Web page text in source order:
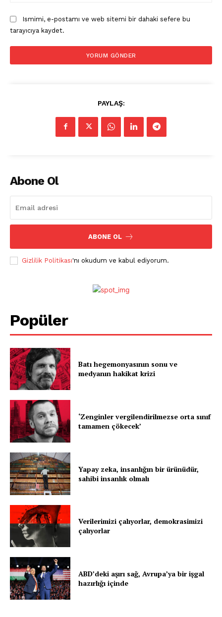
Ismimi, e-postamı ve web sitemi bir dahaki sefere bu
tarayıcıya kaydet.
PAYLAŞ:
Abone Ol
ABONE OL
Gizlilik Politikası'nı okudum ve kabul ediyorum.
Popüler
Batı hegemonyasının sonu ve
medyanın hakikat krizi
‘Zenginler vergilendirilmezse orta sınıf
tamamen çökecek’
Yapay zeka, insanlığın bir ürünüdür,
sahibi insanlık olmalı
Verilerimizi çalıyorlar, demokrasimizi
çalıyorlar
ABD’deki aşırı sağ, Avrupa’ya bir işgal
hazırlığı içinde